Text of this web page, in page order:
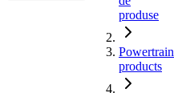
produse
Powertrain
products